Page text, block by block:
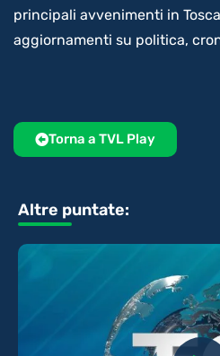
principali avvenimenti in
aggiornamenti su politica,
Torna a TVL Play
Altre puntate: